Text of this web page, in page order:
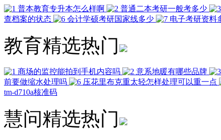
普本教育专升本怎么样啊
普通二本考研一般考多少
查档案的状态
会计学硕考研国家线多少 电子考研资料
教育精选热门
商场的监控能拍到手机内容吗
意系地暖有哪些品牌
前要做缩水处理吗
压花里布克重太轻怎样处理可以重一点
tm-d710a核准码
慧问精选热门